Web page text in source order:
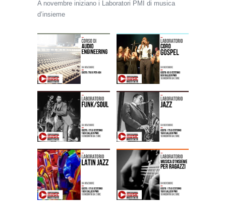
A novembre iniziano i Laboratori PMI di musica
d’insieme